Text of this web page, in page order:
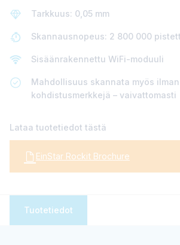
Tarkkuus: 0,05 mm
Skannausnopeus: 2 800 000
Sisäänrakennettu WiFi-moduuli
Mahdollisuus skannata myös ilman
kohdistusmerkkejä – vaivattomasti
Lataa tuotetiedot tästä
EinStar Rockit Brochure
EinStar Rockit
3D-skanneri aloittelijoille
Tuotetiedot